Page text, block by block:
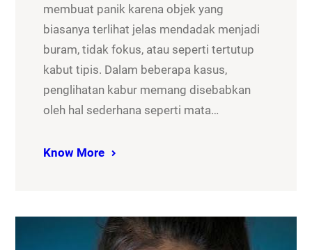
membuat panik karena objek yang
biasanya terlihat jelas mendadak menjadi
buram, tidak fokus, atau seperti tertutup
kabut tipis. Dalam beberapa kasus,
penglihatan kabur memang disebabkan
oleh hal sederhana seperti mata…
Know More